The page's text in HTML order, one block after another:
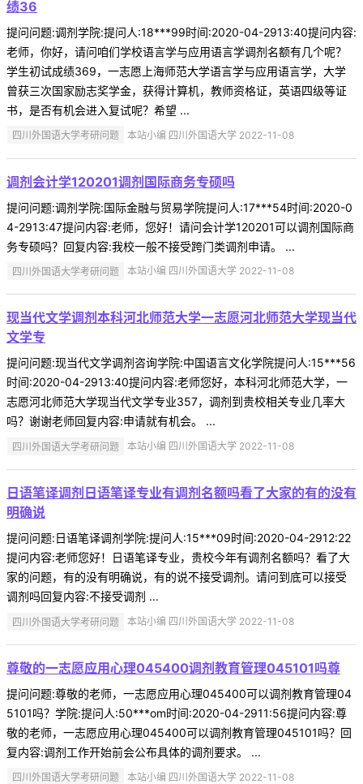
绩36
提问问题:调剂学院:提问人:18***99时间:2020-04-2913:40提问内容:
老师，你好，请问咱们学校语言学与应用语言学调剂名额有几个呢？
学生初试成绩369，一志愿上海师范大学语言学与应用语言学，大学
曾获三次国家励志奖学金，获得计算机，教师资格证，英语四级等证
书，是否有机会进入复试呢？希望 ...
四川外国语大学考研问题 本站小编 四川外国语大学 2022-11-08
调剂会计学120201调剂国际商务专硕吗
提问问题:调剂学院:国际金融与贸易学院提问人:17***54时间:2020-0
4-2913:47提问内容:老师，您好！请问会计学120201可以调剂国际商
务专硕吗？回复内容:我校一般不接受跨门类调剂申请。 ...
四川外国语大学考研问题 本站小编 四川外国语大学 2022-11-08
现当代文学调剂本科河北师范大学一志愿河北师范大学现当代
文学专
提问问题:现当代文学调剂咨询学院:中国语言文化学院提问人:15***56
时间:2020-04-2913:40提问内容:老师您好，本科河北师范大学，一
志愿河北师范大学现当代文学专业357，调剂到贵校相关专业几率大
吗？谢谢老师回复内容:申请就有机会。 ...
四川外国语大学考研问题 本站小编 四川外国语大学 2022-11-08
日语笔译调剂日语笔译专业有调剂名额吗看了大家的有的没有
明确说
提问问题:日语笔译调剂学院:提问人:15***09时间:2020-04-2912:22
提问内容:老师您好！日语笔译专业，贵校今年有调剂名额吗？看了大
家的问题，有的没有明确说，有的说不接受调剂。请问到底可以接受
调剂吗回复内容:不接受调剂 ...
四川外国语大学考研问题 本站小编 四川外国语大学 2022-11-08
尊敬的一志愿应用心理045400调剂教育管理045101吗尊
提问问题:尊敬的老师，一志愿应用心理045400可以调剂教育管理04
5101吗？学院:提问人:50***om时间:2020-04-2911:56提问内容:尊
敬的老师，一志愿应用心理045400可以调剂教育管理045101吗？回
复内容:调剂工作开始前会公布具体的调剂要求。 ...
四川外国语大学考研问题 本站小编 四川外国语大学 2022-11-08